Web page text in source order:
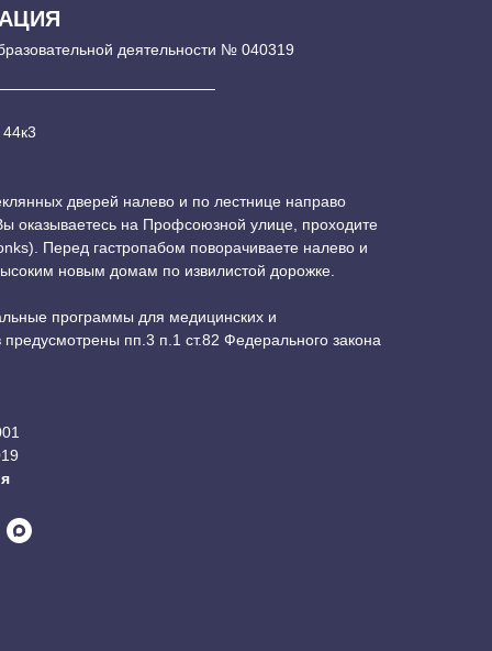
деятельности № 040319
дверей налево и по лестнице направо
оказываетесь на Профсоюзной улице, проходите
Перед гастропабом поворачиваете налево и
новым домам по извилистой дорожке.
программы для медицинских и
пп.3 п.1 ст.82 Федерального закона